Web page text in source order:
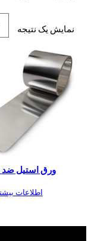
نمایش یک نتیجه
ورق استیل ضد
اطلاعات